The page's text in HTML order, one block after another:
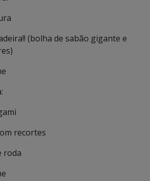
(bolha de sabão gigante e
recortes
roda